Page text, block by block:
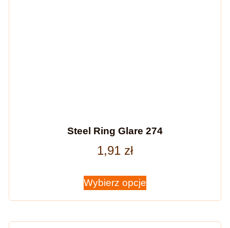
Steel Ring Glare 274
1,91 zł
Wybierz opcje